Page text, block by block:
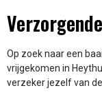
Op zoek naar een
vrijgekomen in
verzeker jezelf van